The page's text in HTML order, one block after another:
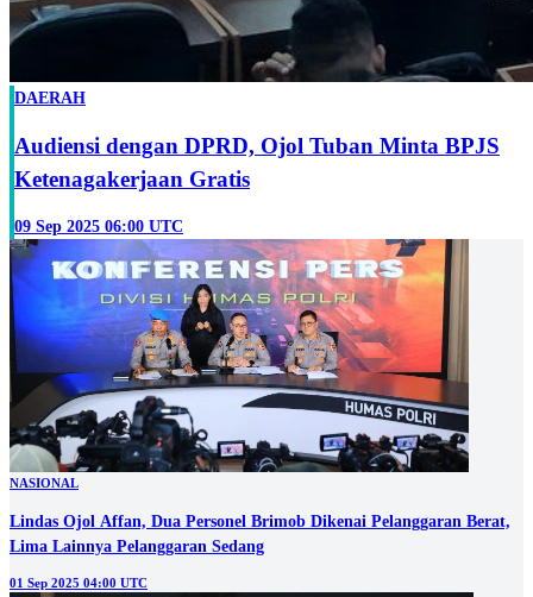
DAERAH
Audiensi dengan DPRD, Ojol Tuban Minta BPJS
Ketenagakerjaan Gratis
09 Sep 2025 06:00 UTC
NASIONAL
Lindas Ojol Affan, Dua Personel Brimob Dikenai Pelanggaran Berat,
Lima Lainnya Pelanggaran Sedang
01 Sep 2025 04:00 UTC